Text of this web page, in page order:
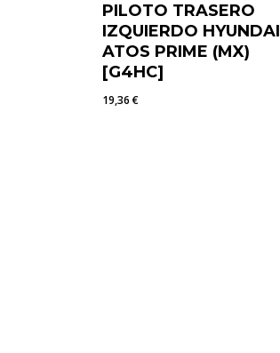
PILOTO TRASERO
IZQUIERDO HYUNDAI
ATOS PRIME (MX)
[G4HC]
19,36€